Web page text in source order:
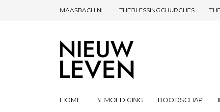
MAASBACH.NL THEBLESSINGCHURCHES
HOME BEMOEDIGING BOODSCHAP